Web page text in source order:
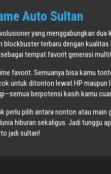
Auto Sultan
yang menggabungkan dua
terbaru dengan kualitas
sebagai tempat favorit generasi
favorit. Semuanya bisa kamu
untuk ditonton lewat HP maupun
berpotensi kasih kamu
perlu pilih antara nonton atau
hiburan sekaligus. Jadi tunggu
jadi sultan!